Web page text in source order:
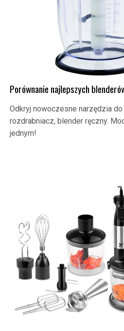
Porównanie najlepszych
Odkryj nowoczesne narzędzia do
rozdrabniacz, blender ręczny.
jednym!